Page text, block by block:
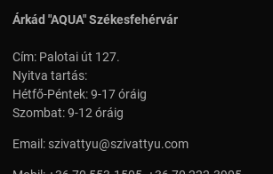
Árkád "AQUA" Székesfehérvár
Cím: Palotai út 127.
Nyitva tartás:
Hétfő-Péntek: 9-17 óráig
Szombat: 9-12 óráig
Email: szivattyu@szivattyu.com